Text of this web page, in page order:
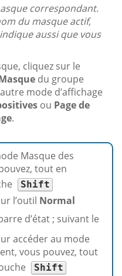
correspondant.
du masque actif,
aussi que vous
cliquez sur le
du groupe
mode d’affichage
ou Page de
.
Masque des
tout en
Shift
l’outil Normal
d’état ; suivant le
accéder au mode
vous pouvez, tout
Shift